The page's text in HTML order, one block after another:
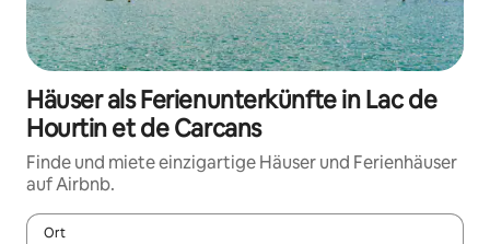
Häuser als Ferienunterkünfte in Lac de
Hourtin et de Carcans
Finde und miete einzigartige Häuser und Ferienhäuser
auf Airbnb.
Ort